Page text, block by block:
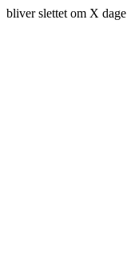
bliver slettet om X dage